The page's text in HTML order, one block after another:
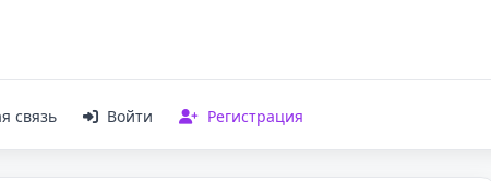
связь Войти Регистрация